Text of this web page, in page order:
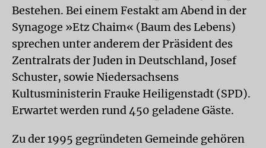
Bestehen. Bei einem Festakt am Abend in der
Synagoge »Etz Chaim« (Baum des Lebens)
sprechen unter anderem der Präsident des
Zentralrats der Juden in Deutschland, Josef
Schuster, sowie Niedersachsens
Kultusministerin Frauke Heiligenstadt (SPD).
Erwartet werden rund 450 geladene Gäste.
Zu der 1995 gegründeten Gemeinde gehören